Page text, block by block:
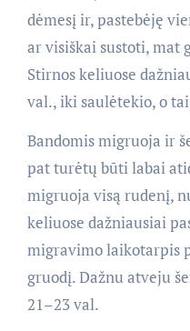
dėmesį ir, pastebėję
ar visiškai sustoti, mat
Stirnos keliuose
val., iki saulėtekio, o
Bandomis migruoja ir
pat turėtų būti labai
migruoja visą rudenį,
keliuose dažniausiai
migravimo laikotarpis
gruodį. Dažnu atveju
21–23 val.